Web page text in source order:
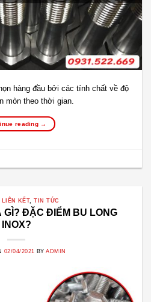
hàng đầu bởi các tính chất về độ
mòn theo thời gian.
reading →
LIÊN KẾT,TIN TỨC
GÌ? ĐẶC ĐIỂM BU LONG
INOX?
02/04/2021 BYADMIN